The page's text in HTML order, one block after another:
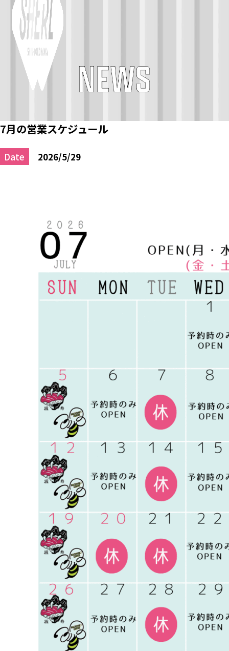
7月の営業スケジュール
Date 2026/5/29